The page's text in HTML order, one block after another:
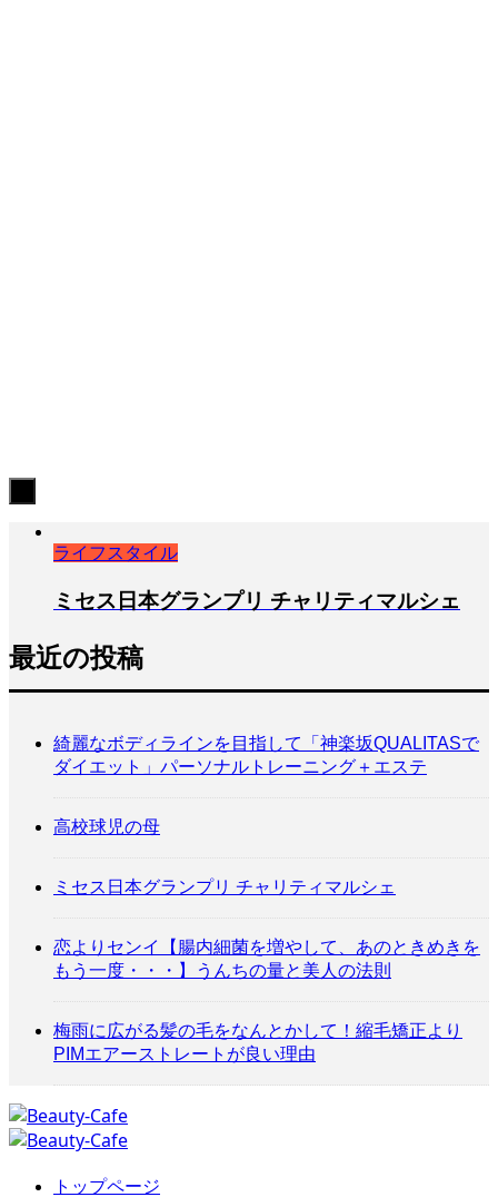
ライフスタイル
ミセス日本グランプリ チャリティマルシェ
最近の投稿
綺麗なボディラインを目指して「神楽坂QUALITASで
ダイエット」パーソナルトレーニング＋エステ
高校球児の母
ミセス日本グランプリ チャリティマルシェ
恋よりセンイ【腸内細菌を増やして、あのときめきを
もう一度・・・】うんちの量と美人の法則
梅雨に広がる髪の毛をなんとかして！縮毛矯正より
PIMエアーストレートが良い理由
トップページ